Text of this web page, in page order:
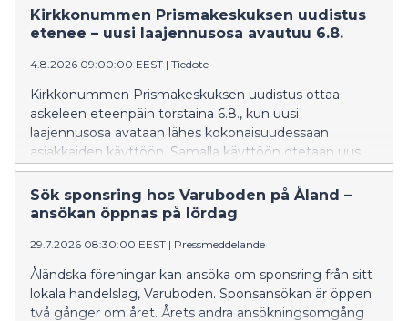
öppnas, nätbutikens och upphämtningstjänsternas
helhet utökas och restaurangvärlden börjar betjäna
Kirkkonummen Prismakeskuksen uudistus
etenee – uusi laajennusosa avautuu 6.8.
4.8.2026 09:00:00 EEST | Tiedote
Kirkkonummen Prismakeskuksen uudistus ottaa
askeleen eteenpäin torstaina 6.8., kun uusi
laajennusosa avataan lähes kokonaisuudessaan
asiakkaiden käyttöön. Samalla käyttöön otetaan uusi
sisäänkäynti, uusi kassalinjasto avataan, verkkokaupan
ja noutopalveluiden kokonaisuus laajenee ja
ravintolamaailma alkaa palvella asiakkaita vaiheittain.
Sök sponsring hos Varuboden på Åland –
ansökan öppnas på lördag
29.7.2026 08:30:00 EEST | Pressmeddelande
Åländska föreningar kan ansöka om sponsring från sitt
lokala handelslag, Varuboden. Sponsansökan är öppen
två gånger om året. Årets andra ansökningsomgång